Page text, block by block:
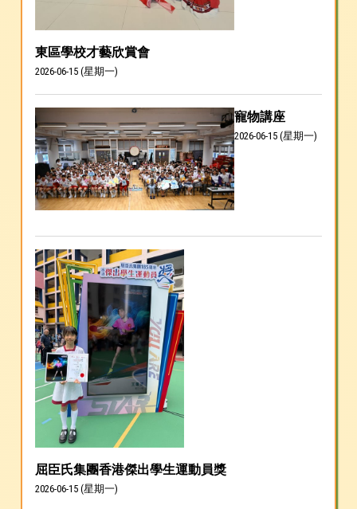
東區學校才藝欣賞會
2026-06-15 (星期一)
寵物講座
2026-06-15 (星期一)
屈臣氏集團香港傑出學生運動員獎
2026-06-15 (星期一)